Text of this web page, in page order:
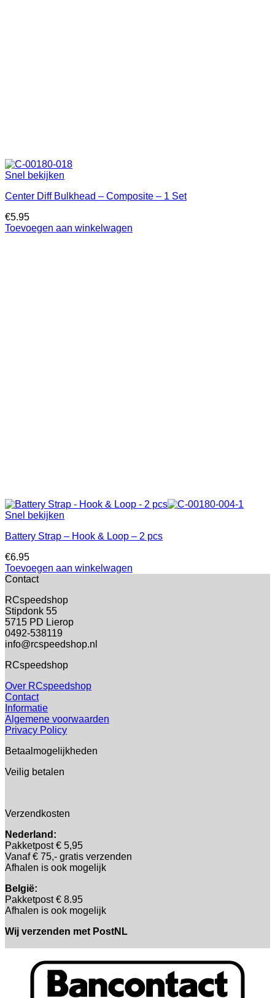
Snel bekijken
Center Diff Bulkhead – Composite – 1 Set
€5.95
Toevoegen aan winkelwagen
Snel bekijken
Battery Strap – Hook & Loop – 2 pcs
€6.95
Toevoegen aan winkelwagen
Contact
RCspeedshop
Stipdonk 55
5715 PD Lierop
0492-538119
info@rcspeedshop.nl
RCspeedshop
Over RCspeedshop
Contact
Informatie
Algemene voorwaarden
Privacy Policy
Betaalmogelijkheden
Veilig betalen
Verzendkosten
Nederland:
Pakketpost € 5,95
Vanaf € 75,- gratis verzenden
Afhalen is ook mogelijk
België:
Pakketpost € 8.95
Afhalen is ook mogelijk
Wij verzenden met PostNL